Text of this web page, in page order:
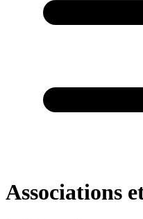
Associations